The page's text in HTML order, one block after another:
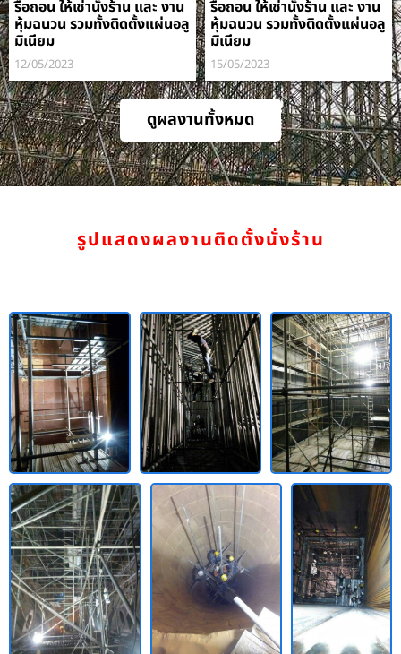
รื้อถอน ให้เช่านั่งร้าน และ งาน
หุ้มฉนวน รวมทั้งติดตั้งแผ่นอลู
มิเนียม
12/05/2023
รื้อถอน ให้เช่านั่งร้าน และ งาน
หุ้มฉนวน รวมทั้งติดตั้งแผ่นอลู
มิเนียม
15/05/2023
ดูผลงานทั้งหมด
รูปแสดงผลงานติดตั้งนั่งร้าน